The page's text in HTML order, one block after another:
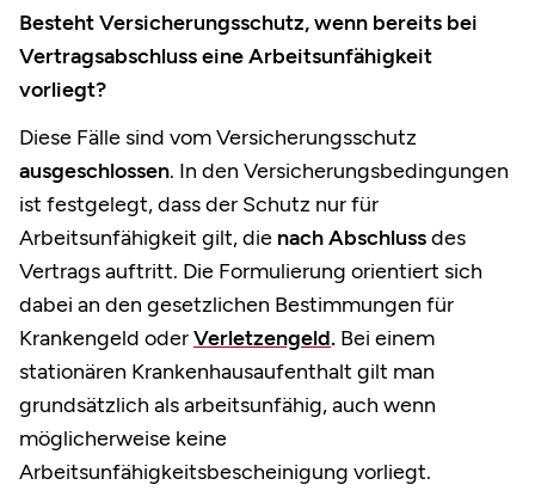
Besteht Versicherungsschutz, wenn bereits bei
Vertragsabschluss eine Arbeitsunfähigkeit
vorliegt?
Diese Fälle sind vom Versicherungsschutz
ausgeschlossen. In den Versicherungsbedingungen
ist festgelegt, dass der Schutz nur für
Arbeitsunfähigkeit gilt, die nach Abschlussdes
Vertrags auftritt. Die Formulierung orientiert sich
dabei an den gesetzlichen Bestimmungen für
Krankengeld oderVerletzengeld. Bei einem
stationären Krankenhausaufenthalt gilt man
grundsätzlich als arbeitsunfähig, auch wenn
möglicherweise keine
Arbeitsunfähigkeitsbescheinigung vorliegt.